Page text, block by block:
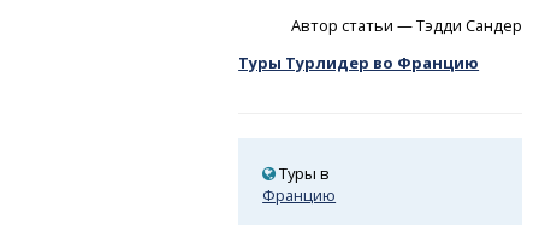
Автор статьи — Тэдди Сандер
Туры Турлидер во Францию
Туры в
Францию